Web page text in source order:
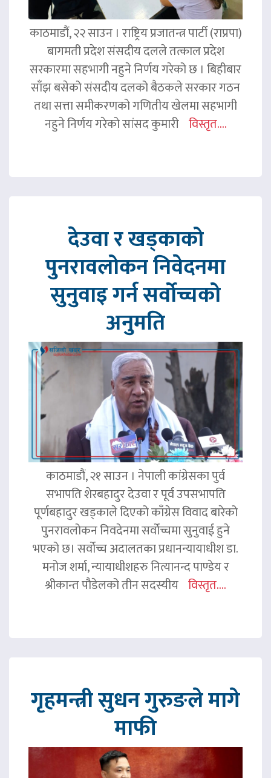
काठमाडौं, २२ साउन । राष्ट्रिय प्रजातन्त्र पार्टी (राप्रपा)
बागमती प्रदेश संसदीय दलले तत्काल प्रदेश
सरकारमा सहभागी नहुने निर्णय गरेको छ । बिहीबार
साँझ बसेको संसदीय दलको बैठकले सरकार गठन
तथा सत्ता समीकरणको गणितीय खेलमा सहभागी
नहुने निर्णय गरेको सांसद कुमारी विस्तृत....
देउवा र खड्काको
पुनरावलोकन निवेदनमा
सुनुवाइ गर्न सर्वोच्चको
अनुमति
काठमाडौं, २१ साउन । नेपाली कांग्रेसका पुर्व
सभापति शेरबहादुर देउवा र पूर्व उपसभापति
पूर्णबहादुर खड्काले दिएको काँग्रेस विवाद बारेको
पुनरावलोकन निवदेनमा सर्वोच्चमा सुनुवाई हुने
भएको छ। सर्वोच्च अदालतका प्रधानन्यायाधीश डा.
मनोज शर्मा, न्यायाधीशहरु नित्यानन्द पाण्डेय र
श्रीकान्त पौडेलको तीन सदस्यीय विस्तृत....
गृहमन्त्री सुधन गुरुङले मागे
माफी